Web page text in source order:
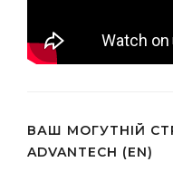
ВАШ МОГУТНІЙ
ADVANTECH (EN)